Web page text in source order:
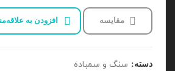
مقایسه افزودن به
دسته: سنگ و سمباده